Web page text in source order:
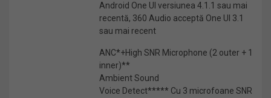
Android One UI versiunea 4.1.1 sau mai
recentă, 360 Audio acceptă One UI 3.1
sau mai recent
ANC*+High SNR Microphone (2 outer + 1
inner)**
Ambient Sound
Voice Detect***** Cu 3 microfoane SNR